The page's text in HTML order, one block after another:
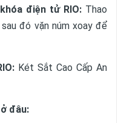
điện tử RIO: Thao
đó vặn núm xoay để
Két Sắt Cao Cấp An
đâu: